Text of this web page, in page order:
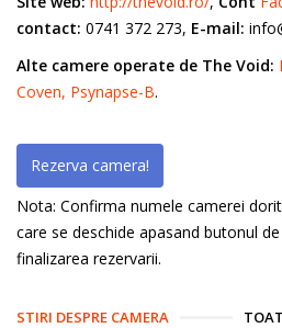
contact: 0741 372 273, E-mail:
Alte camere operate de The Void:
Coven, Psynapse-B.
Rezerva camera!
Nota: Confirma numele camerei
care se deschide apasand butonul
finalizarea rezervarii.
STIRI DESPRE CAMERA